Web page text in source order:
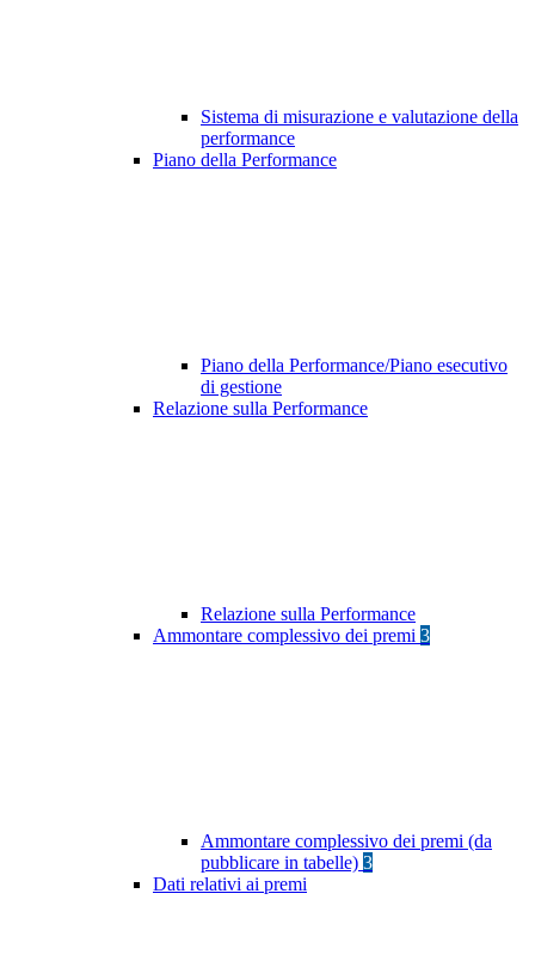
Sistema di misurazione e valutazione della
performance
Piano della Performance
Piano della Performance/Piano esecutivo
di gestione
Relazione sulla Performance
Relazione sulla Performance
Ammontare complessivo dei premi 3
Ammontare complessivo dei premi (da
pubblicare in tabelle) 3
Dati relativi ai premi